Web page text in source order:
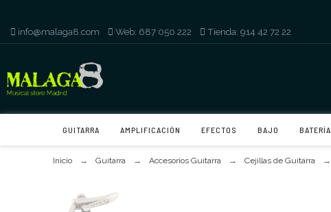
info@malaga8.com Web: 687 050 222 Tienda: 914 42 72 22
GUITARRA AMPLIFICACIÓN EFECTOS BAJO BATERÍA
Inicio Guitarra Accesorios Guitarra Cejillas de Guitarra